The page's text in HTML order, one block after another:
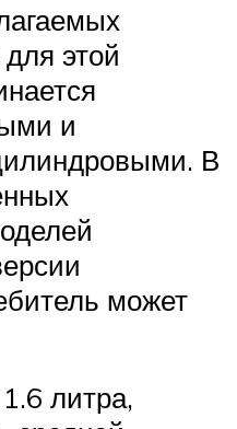
этой
и
В
может
литра,